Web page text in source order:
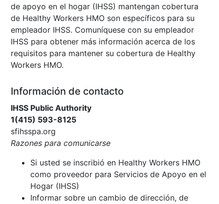
de apoyo en el hogar (IHSS) mantengan cobertura
de Healthy Workers HMO son específicos para su
empleador IHSS. Comuníquese con su empleador
IHSS para obtener más información acerca de los
requisitos para mantener su cobertura de Healthy
Workers HMO.
Información de contacto
IHSS Public Authority
1(415) 593-8125
sfihsspa.org
Razones para comunicarse
Si usted se inscribió en Healthy Workers HMO
como proveedor para Servicios de Apoyo en el
Hogar (IHSS)
Informar sobre un cambio de dirección, de